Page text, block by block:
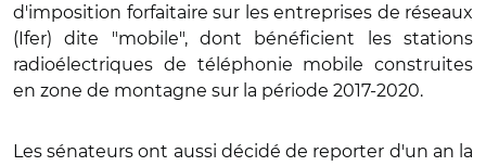
d'imposition forfaitaire sur les entreprises de réseaux
(Ifer) dite "mobile", dont bénéficient les stations
radioélectriques de téléphonie mobile construites
en zone de montagne sur la période 2017-2020.
Les sénateurs ont aussi décidé de reporter d'un an la